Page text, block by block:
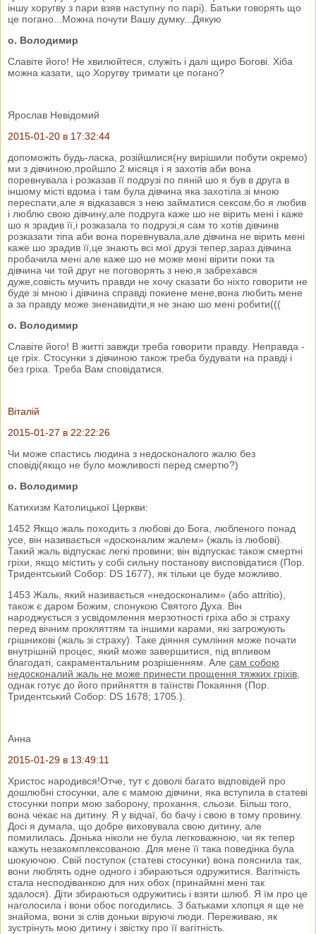
іншу хоругву з пари взяв наступну по парі). Батьки говорять що
це погано...Можна почути Вашу думку...Дякую
о. Володимир
Славіте його! Не хвилюйтеся, служіть і далі щиро Богові. Хіба
можна казати, що Хоругву тримати це погано?
Ярослав Невідомий
2015-01-20 в 17:32:44
допоможіть будь-ласка, розійшлися(ну вирішили побути окремо)
ми з дівчиною,пройшло 2 місяця і я захотів аби вона
поревнувала і розказав її подрузі по пяній шо я був в друга в
іншому місті вдома і там була дівчина яка захотіла зі мною
переспати,але я відказався з нею займатися сексом,бо я любив
і люблю свою дівчину,але подруга каже шо не вірить мені і каже
шо я зрадив її,і розказала то подрузі,я сам то хотів дівчинв
розказати тіпа аби вона поревнувала,але дівчина не вірить мені
каже шо зрадив її,це знають всі мої друзі тепер,зараз дівчина
пробачила мені але каже шо не може мені вірити поки та
дівчина чи той друг не поговорять з нею,я забрехався
дуже,совість мучить правди не хочу сказати бо ніхто говорити не
буде зі мною і дівчина справді покиене мене,вона любить мене
а за правду може зненавидіти,я не знаю шо мені робити(((
о. Володимир
Славіте його! В житті завжди треба говорити правду. Неправда -
це гріх. Стосунки з дівчиною також треба будувати на правді і
без гріха. Треба Вам сповідатися.
Віталій
2015-01-27 в 22:22:26
Чи може спастись людина з недосконалого жалю без
сповіді(якщо не було можливості перед смертю?)
о. Володимир
Катихизм Католицької Церкви:
1452 Якщо жаль походить з любові до Бога, любленого понад
усе, він називається «досконалим жалем» (жаль із любові).
Такий жаль відпускає легкі провини; він відпускає також смертні
гріхи, якщо містить у собі сильну постанову висповідатися (Пор.
Тридентський Собор: DS 1677), як тільки це буде можливо.
1453 Жаль, який називається «недосконалим» (або аttrіtіо),
також є даром Божим, спонукою Святого Духа. Він
народжується з усвідомлення мерзотності гріха або зі страху
перед вічним прокляттям та іншими карами, які загрожують
грішникові (жаль зі страху). Таке діяння сумління може почати
внутрішній процес, який може завершитися, під впливом
благодаті, сакраментальним розрішенням. Але сам собою
недосконалий жаль не може принести прощення тяжких гріхів
однак готує до його прийняття в таїнстві Покаяння (Пор.
Тридентський Собор: DS 1678; 1705.).
Анна
2015-01-29 в 13:49:11
Христос народився!Отче, тут є доволі багато відповідей про
дошлюбні стосунки, але є мамою дівчини, яка вступила в статеві
стосунки попри мою заборону, прохання, сльози. Більш того,
вона чекає на дитину. Я у відчаї, бо бачу і свою в тому провину.
Досі я думала, що добре виховувала свою дитину, але
помилилась. Донька ніколи не була легковажною, чи як тепер
кажуть незакомплексованою. Для мене її така поведінка була
шокуючою. Свій поступок (статеві стосунки) вона пояснила так,
вони люблять одне одного і збираються одружитися. Вагітність
стала несподіванкою для них обох (принаймні мені так
здалося). Діти збираються одружитись і взяти шлюб. Я їм про це
наголосила і вони обоє погодились. З батьками хлопця я ще не
знайома, вони зі слів доньки віруючі люди. Переживаю, як
зустрінуть мою дитину і звістку про її вагітність.